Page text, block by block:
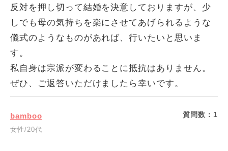
反対を押し切って結婚を決意しておりますが、少
しでも母の気持ちを楽にさせてあげられるような
儀式のようなものがあれば、行いたいと思いま
す。
私自身は宗派が変わることに抵抗はありません。
ぜひ、ご返答いただけましたら幸いです。
bamboo
女性/20代
質問数： 1